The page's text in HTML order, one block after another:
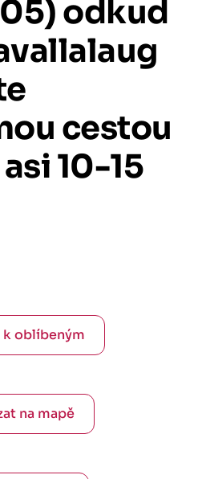
odkud
cestou
asi10-15
k oblíbeným
na mapě